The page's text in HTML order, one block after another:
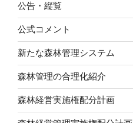
公告・縦覧
公式コメント
新たな森林管理システム
森林管理の合理化紹介
森林経営実施権配分計画